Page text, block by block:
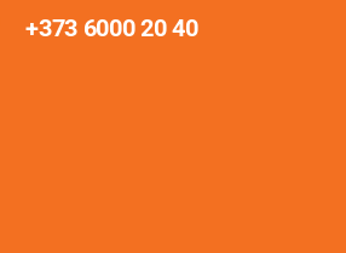
+373 6000 20 40